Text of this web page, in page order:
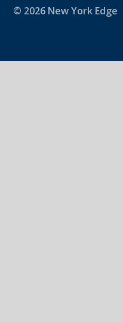
© 2026 New York Edge